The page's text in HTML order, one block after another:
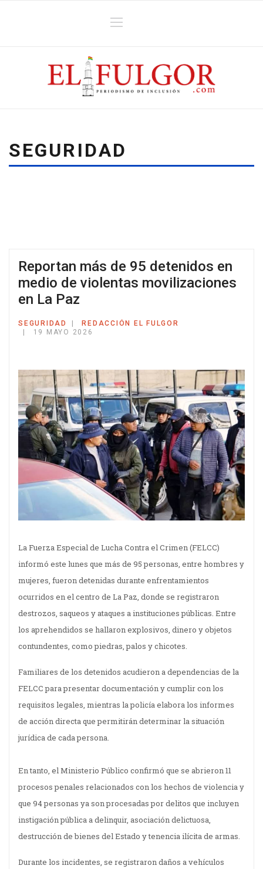
SEGURIDAD
Reportan más de 95 detenidos en
medio de violentas movilizaciones
en La Paz
SEGURIDAD
REDACCIÓN EL FULGOR
19 MAYO 2026
La Fuerza Especial de Lucha Contra el Crimen (FELCC)
informó este lunes que más de 95 personas, entre hombres y
mujeres, fueron detenidas durante enfrentamientos
ocurridos en el centro de La Paz, donde se registraron
destrozos, saqueos y ataques a instituciones públicas. Entre
los aprehendidos se hallaron explosivos, dinero y objetos
contundentes, como piedras, palos y chicotes.
Familiares de los detenidos acudieron a dependencias de la
FELCC para presentar documentación y cumplir con los
requisitos legales, mientras la policía elabora los informes
de acción directa que permitirán determinar la situación
jurídica de cada persona.
En tanto, el Ministerio Público confirmó que se abrieron 11
procesos penales relacionados con los hechos de violencia y
que 94 personas ya son procesadas por delitos que incluyen
instigación pública a delinquir, asociación delictuosa,
destrucción de bienes del Estado y tenencia ilícita de armas.
Durante los incidentes, se registraron daños a vehículos